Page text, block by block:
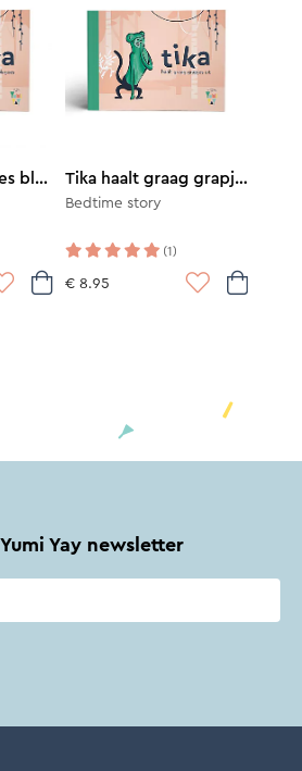
Tika aime faire des blagues Tika haalt graag grapjes uit
Bedtime story
(1)
€ 8.95
Yay newsletter